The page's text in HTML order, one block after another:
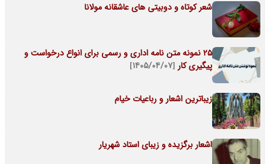
شعر کوتاه و دوبیتی های عاشقانه مولانا
25 نمونه متن نامه اداری و رسمی برای انواع درخواست و
پیگیری کار [۱۴۰۵/۰۴/۰۷]
زیباترین اشعار و رباعیات خیام
اشعار برگزیده و زیبای استاد شهریار